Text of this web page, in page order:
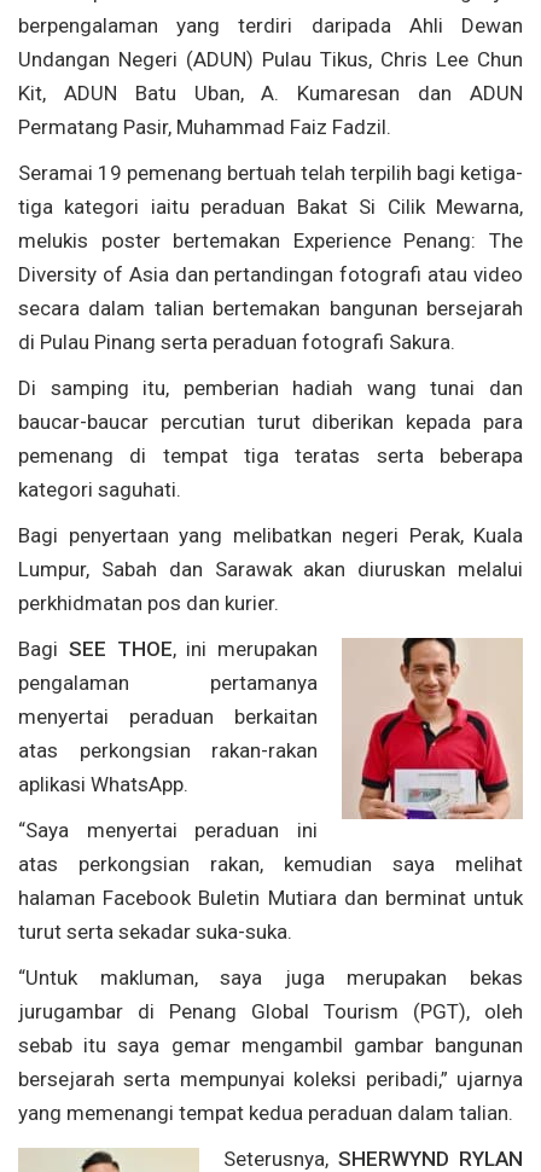
berpengalaman yang terdiri daripada Ahli Dewan
Undangan Negeri (ADUN) Pulau Tikus, Chris Lee Chun
Kit, ADUN Batu Uban, A. Kumaresan dan ADUN
Permatang Pasir, Muhammad Faiz Fadzil.
Seramai 19 pemenang bertuah telah terpilih bagi ketiga-
tiga kategori iaitu peraduan Bakat Si Cilik Mewarna,
melukis poster bertemakan Experience Penang: The
Diversity of Asia dan pertandingan fotografi atau video
secara dalam talian bertemakan bangunan bersejarah
di Pulau Pinang serta peraduan fotografi Sakura.
Di samping itu, pemberian hadiah wang tunai dan
baucar-baucar percutian turut diberikan kepada para
pemenang di tempat tiga teratas serta beberapa
kategori saguhati.
Bagi penyertaan yang melibatkan negeri Perak, Kuala
Lumpur, Sabah dan Sarawak akan diuruskan melalui
perkhidmatan pos dan kurier.
Bagi SEE THOE, ini merupakan
pengalaman pertamanya
menyertai peraduan berkaitan
atas perkongsian rakan-rakan
aplikasi WhatsApp.
“Saya menyertai peraduan ini
atas perkongsian rakan, kemudian saya melihat
halaman Facebook Buletin Mutiara dan berminat untuk
turut serta sekadar suka-suka.
“Untuk makluman, saya juga merupakan bekas
jurugambar di Penang Global Tourism (PGT), oleh
sebab itu saya gemar mengambil gambar bangunan
bersejarah serta mempunyai koleksi peribadi,” ujarnya
yang memenangi tempat kedua peraduan dalam talian.
Seterusnya, SHERWYND RYLAN